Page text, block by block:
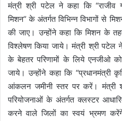
मंत्री श्री पटेल ने कहा कि “राजीव
मिशन” के अंतर्गत विभिन्न विभागों से
की जाए। उन्होंने कहा कि मिशन के
विश्लेषण किया जाये। मंत्री श्री पटेल
के बेहतर परिणामों के लिये एनजीओ
जाये। उन्होंने कहा कि “प्रधानमंत्री
आंकलन जमीनी स्तर पर करें। मंत्री
परियोजनाओं के अंतर्गत क्लस्टर
करने वाले जिलों का स्वयं भ्रमण